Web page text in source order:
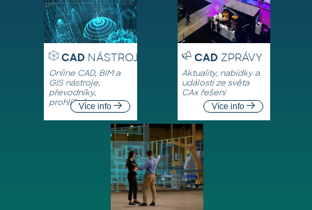
CADNÁSTROJE
Online CAD, BIM a
GIS nástroje,
převodníky,
prohlížečeVíce info
CADZPRÁVY
Aktuality, nabídky a
události ze světa
CAx řešení
Více info